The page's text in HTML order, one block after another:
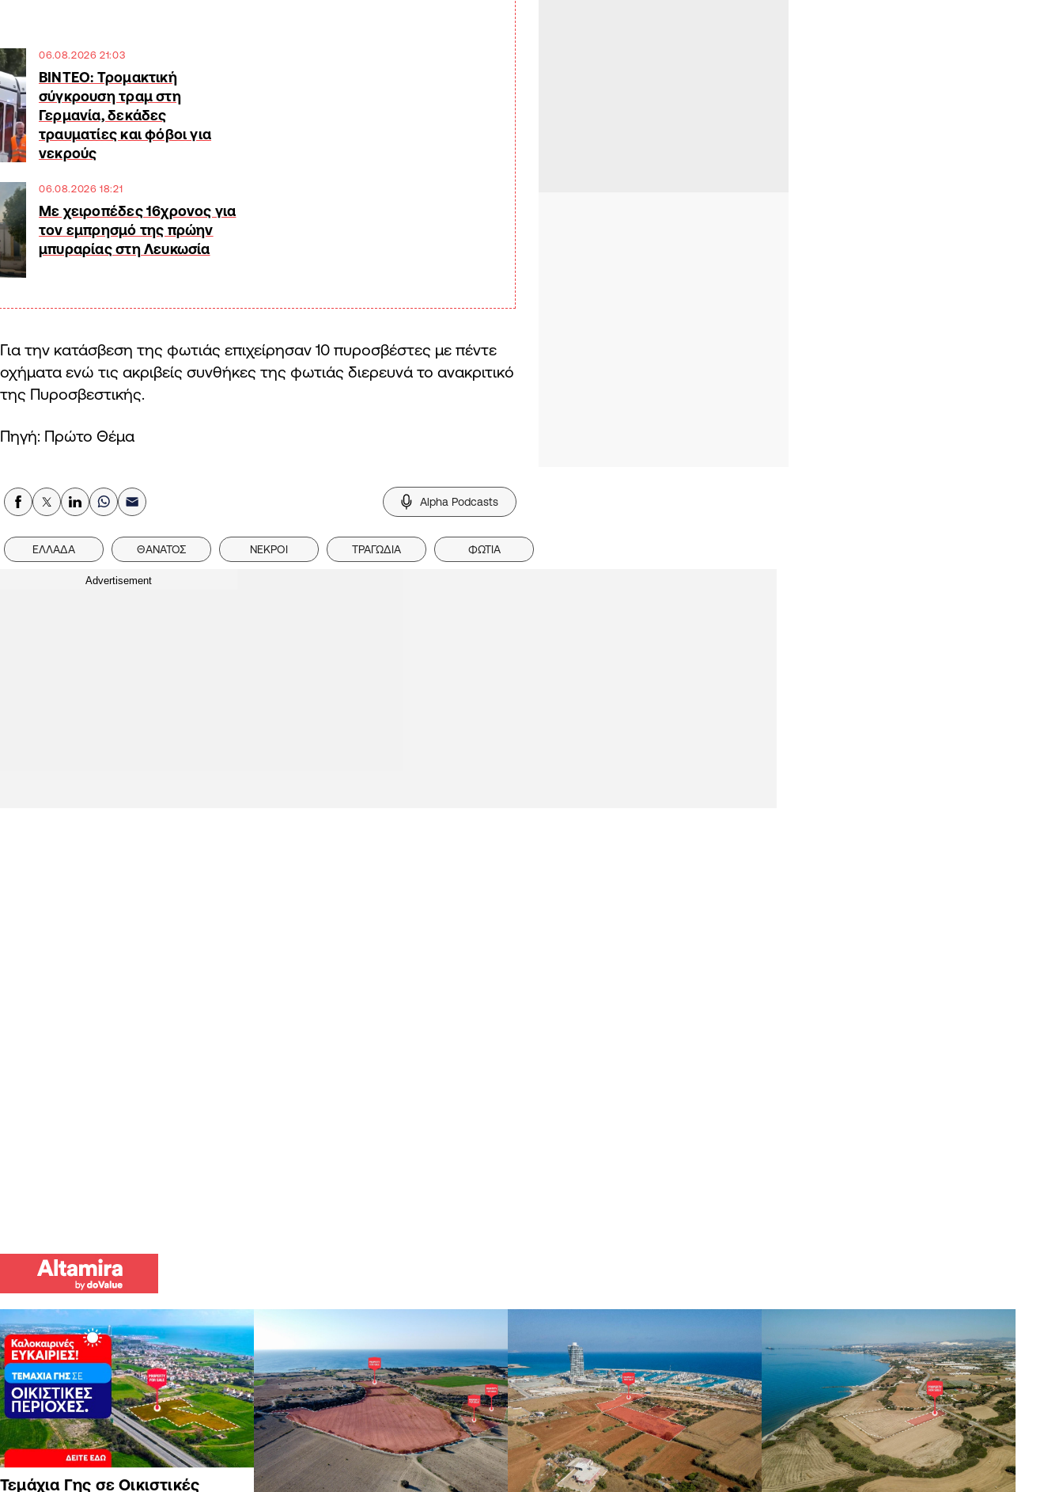
06.08.2026 21:03
ΒΙΝΤΕΟ: Τρομακτική
σύγκρουση τραμ στη
Γερμανία, δεκάδες
τραυματίες και φόβοι για
νεκρούς
06.08.2026 18:21
Με χειροπέδες 16χρονος για
τον εμπρησμό της πρώην
μπυραρίας στη Λευκωσία
Για την κατάσβεση της φωτιάς επιχείρησαν 10 πυροσβέστες με πέντε
οχήματα ενώ τις ακριβείς συνθήκες της φωτιάς διερευνά το ανακριτικό
της Πυροσβεστικής.
Πηγή: Πρώτο Θέμα
Alpha Podcasts
ΕΛΛΑΔΑ ΘΑΝΑΤΟΣ ΝΕΚΡΟΙ ΤΡΑΓΩΔΙΑ ΦΩΤΙΑ
Advertisement
Τεμάχια Γης σε Οικιστικές